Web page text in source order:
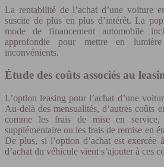
La rentabilité de l’achat d’une voiture
suscite de plus en plus d’intérêt. La
mode de financement automobile
approfondie pour mettre en
inconvénients.
Étude des coûts associés au
L’option leasing pour l’achat d’une
Au-delà des mensualités, d’autres coûts
comme les frais de mise en
supplémentaire ou les frais de remise en
De plus, si l’option d’achat est
d’achat du véhicule vient s’ajouter à ces